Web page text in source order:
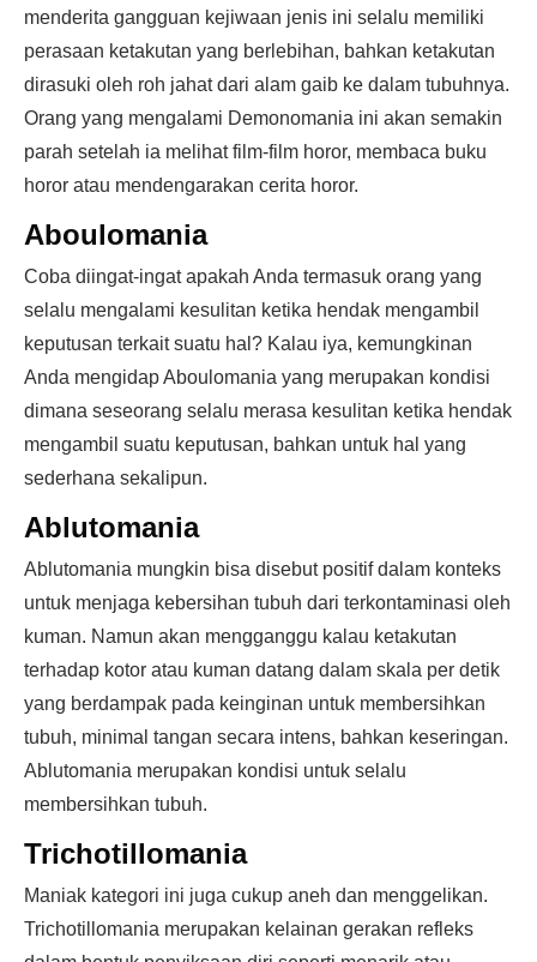
menderita gangguan kejiwaan jenis ini selalu memiliki
perasaan ketakutan yang berlebihan, bahkan ketakutan
dirasuki oleh roh jahat dari alam gaib ke dalam tubuhnya.
Orang yang mengalami Demonomania ini akan semakin
parah setelah ia melihat film-film horor, membaca buku
horor atau mendengarakan cerita horor.
Aboulomania
Coba diingat-ingat apakah Anda termasuk orang yang
selalu mengalami kesulitan ketika hendak mengambil
keputusan terkait suatu hal? Kalau iya, kemungkinan
Anda mengidap Aboulomania yang merupakan kondisi
dimana seseorang selalu merasa kesulitan ketika hendak
mengambil suatu keputusan, bahkan untuk hal yang
sederhana sekalipun.
Ablutomania
Ablutomania mungkin bisa disebut positif dalam konteks
untuk menjaga kebersihan tubuh dari terkontaminasi oleh
kuman. Namun akan mengganggu kalau ketakutan
terhadap kotor atau kuman datang dalam skala per detik
yang berdampak pada keinginan untuk membersihkan
tubuh, minimal tangan secara intens, bahkan keseringan.
Ablutomania merupakan kondisi untuk selalu
membersihkan tubuh.
Trichotillomania
Maniak kategori ini juga cukup aneh dan menggelikan.
Trichotillomania merupakan kelainan gerakan refleks